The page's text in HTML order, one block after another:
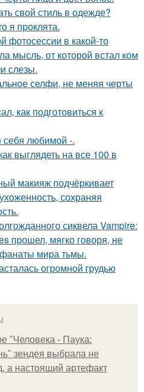
свой стиль в одежде?
я проклята.
фотосессии в какой-то
мысль, от которой встал ком
слезы.
селфи, не меняя черты
как подготовиться к
себя любимой -.
выглядеть на все 100 в
макияж подчёркивает
сохраняя
сиквела Vampire:
прошел, мягко говоря, не
фанаты мира тьмы.
огромной грудью
"Человека - Паука:
зендея выбрала не
а настоящий артефакт